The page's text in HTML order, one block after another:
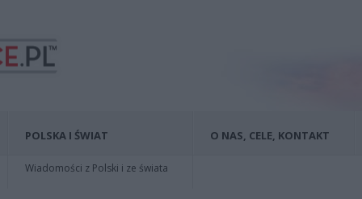
POLSKA I ŚWIAT
Wiadomości z Polski i ze świata
O NAS, CELE, KONTAKT